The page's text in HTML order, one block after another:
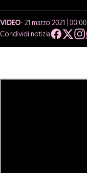
VIDEO- 21 marzo 2021 | 00:00
Condividi notizia